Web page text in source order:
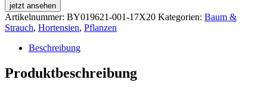
jetzt ansehen
Artikelnummer: BY019621-001-17X20 Kategorien: Baum &
Strauch, Hortensien, Pflanzen
Beschreibung
Produktbeschreibung